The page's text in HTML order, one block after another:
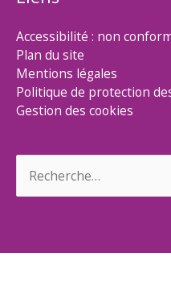
Accessibilité : non
Plan du site
Mentions légales
Politique de protection
Gestion des cookies